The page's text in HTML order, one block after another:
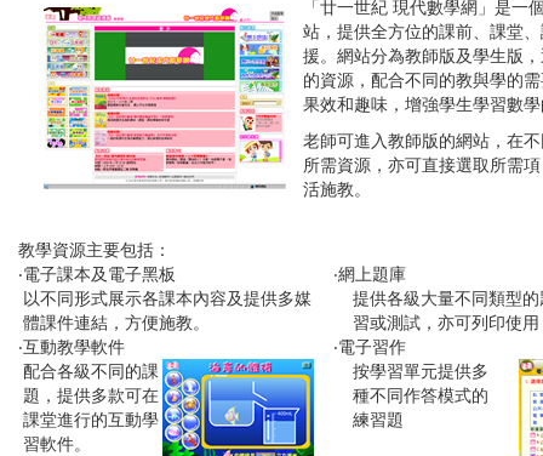
「廿一世紀 現代數學網」是一
站，提供全方位的課前、課堂
援。網站分為教師版及學生版
的資源，配合不同的教與學的
果效和趣味，增強學生學習數
老師可進入教師版的網站，在
所需資源，亦可直接選取所需
活施教。
教學資源主要包括：
‧電子課本及電子黑板
‧網上題庫
以不同形式展示各課本內容及提供多媒
體課件連結，方便施教。
提供各級大量不同類型
習或測試，亦可列印使用
‧互動教學軟件
‧電子習作
配合各級不同的課
題，提供多款可在
課堂進行的互動學
習軟件。
按學習單元提供多
種不同作答模式的
練習題